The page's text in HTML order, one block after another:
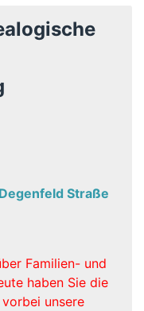
Straße
Familien- und
haben Sie die
unsere